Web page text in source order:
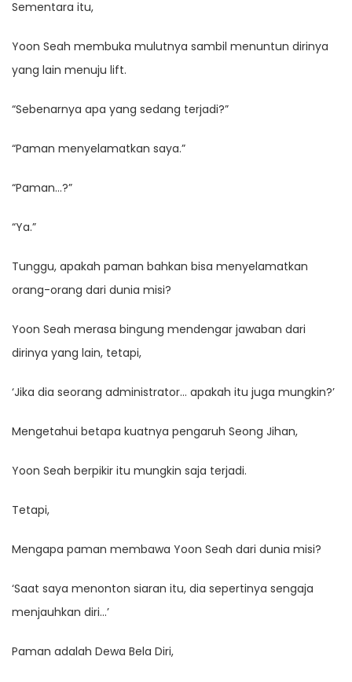
Sementara itu,
Yoon Seah membuka mulutnya sambil menuntun dirinya
yang lain menuju lift.
“Sebenarnya apa yang sedang terjadi?”
“Paman menyelamatkan saya.”
“Paman…?”
“Ya.”
Tunggu, apakah paman bahkan bisa menyelamatkan
orang-orang dari dunia misi?
Yoon Seah merasa bingung mendengar jawaban dari
dirinya yang lain, tetapi,
‘Jika dia seorang administrator… apakah itu juga mungkin?’
Mengetahui betapa kuatnya pengaruh Seong Jihan,
Yoon Seah berpikir itu mungkin saja terjadi.
Tetapi,
Mengapa paman membawa Yoon Seah dari dunia misi?
‘Saat saya menonton siaran itu, dia sepertinya sengaja
menjauhkan diri…’
Paman adalah Dewa Bela Diri,